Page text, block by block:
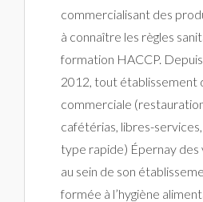
commercialisant des
à connaître les règles
formation HACCP.
2012, tout établissement
commerciale
cafétérias, libres-
type rapide) Épernay des
au sein de son
formée à l’hygiène